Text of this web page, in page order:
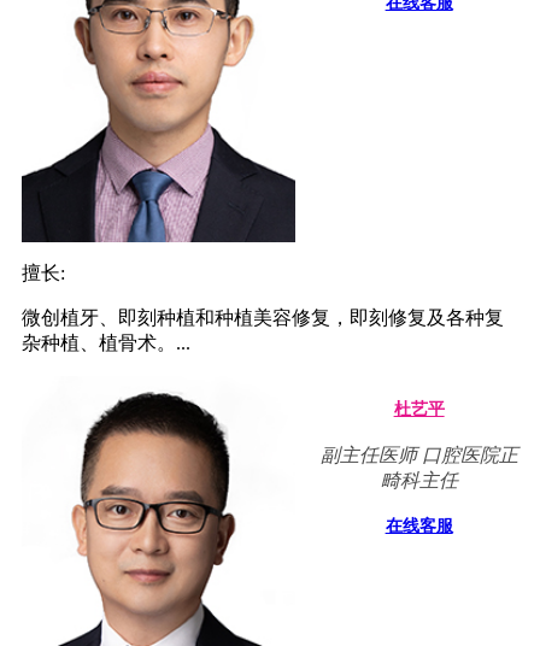
擅长:
微创植牙、即刻种植和种植美容修复，即刻修复及各种复
杂种植、植骨术。...
杜艺平
副主任医师 口腔医院正
畸科主任
在线客服